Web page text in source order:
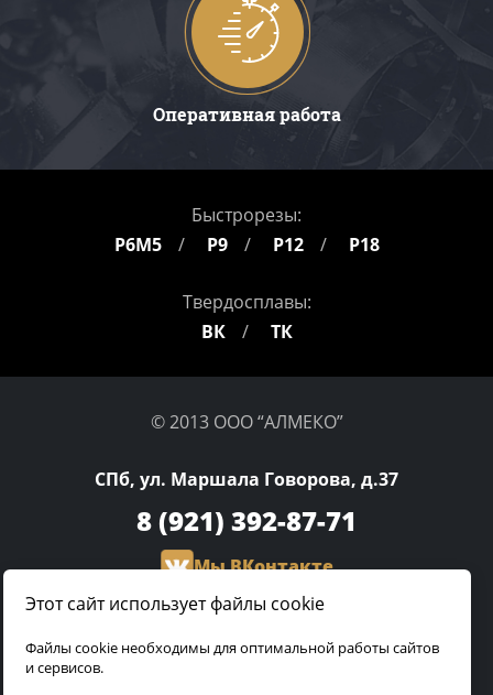
Оперативная работа
Быстрорезы:
Р6М5
Р9 Р12 Р18
Твердосплавы:
ВК
ТК
© 2013 ООО “АЛМЕКО”
СПб, ул. Маршала Говорова, д.37
8 (921) 392-87-71
Мы ВКонтакте
olga.almeco@gmail.com
Этот сайт использует файлы cookie
Файлы cookie необходимы для оптимальной работы сайтов
и сервисов.